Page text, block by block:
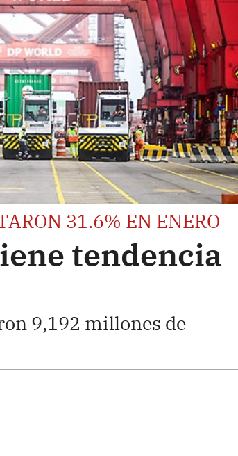
31.6% EN ENERO
tendencia
9,192 millones de